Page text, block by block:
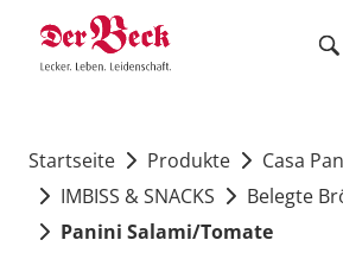
Startseite Produkte
Casa
IMBISS & SNACKS
Belegte
Panini Salami/Tomate